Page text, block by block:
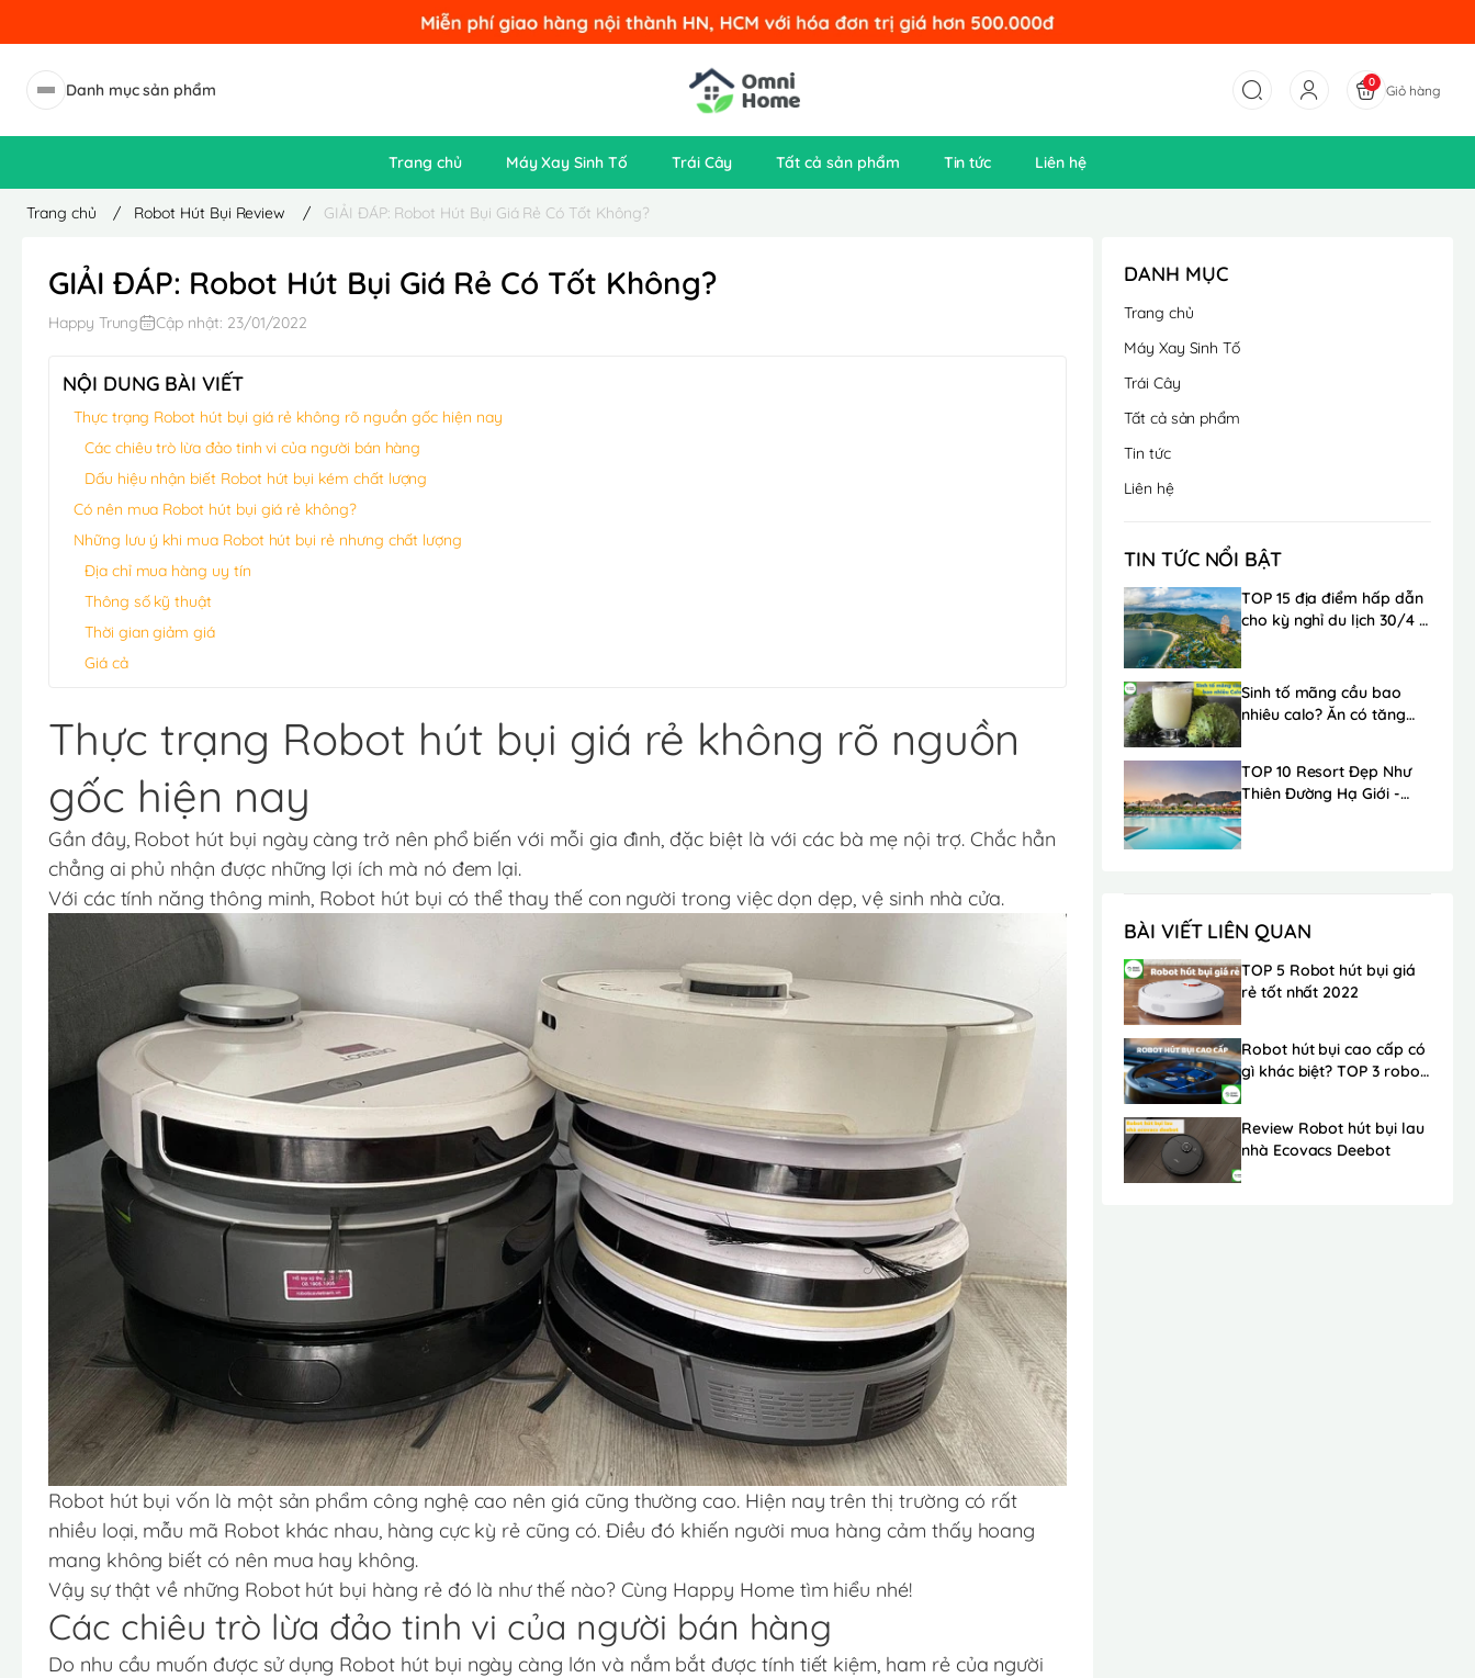
Danh mục sản phẩm 0
Giỏ hàng
Trang chủ Máy Xay Sinh Tố Trái Cây Tất cả sản phẩm Tin tức Liên hệ
Trang chủ / Robot Hút Bụi Review / GIẢI ĐÁP: Robot Hút Bụi Giá Rẻ Có Tốt Không?
GIẢI ĐÁP: Robot Hút Bụi Giá Rẻ Có Tốt Không?
Happy Trung Cập nhật: 23/01/2022
NỘI DUNG BÀI VIẾT
Thực trạng Robot hút bụi giá rẻ không rõ nguồn gốc hiện nay
Các chiêu trò lừa đảo tinh vi của người bán hàng
Dấu hiệu nhận biết Robot hút bụi kém chất lượng
Có nên mua Robot hút bụi giá rẻ không?
Những lưu ý khi mua Robot hút bụi rẻ nhưng chất lượng
Địa chỉ mua hàng uy tín
Thông số kỹ thuật
Thời gian giảm giá
Giá cả
Thực trạng Robot hút bụi giá rẻ không rõ nguồn
gốc hiện nay
Gần đây, Robot hút bụi ngày càng trở nên phổ biến với mỗi gia đình, đặc biệt là với các bà mẹ nội trợ. Chắc hẳn
chẳng ai phủ nhận được những lợi ích mà nó đem lại.
Với các tính năng thông minh, Robot hút bụi có thể thay thế con người trong việc dọn dẹp, vệ sinh nhà cửa.
Robot hút bụi vốn là một sản phẩm công nghệ cao nên giá cũng thường cao. Hiện nay trên thị trường có rất
nhiều loại, mẫu mã Robot khác nhau, hàng cực kỳ rẻ cũng có. Điều đó khiến người mua hàng cảm thấy hoang
mang không biết có nên mua hay không.
Vậy sự thật về những Robot hút bụi hàng rẻ đó là như thế nào? Cùng Happy Home tìm hiểu nhé!
Các chiêu trò lừa đảo tinh vi của người bán hàng
Do nhu cầu muốn được sử dụng Robot hút bụi ngày càng lớn và nắm bắt được tính tiết kiệm, ham rẻ của người
DANH MỤC
Trang chủ
Máy Xay Sinh Tố
Trái Cây
Tất cả sản phẩm
Tin tức
Liên hệ
TIN TỨC NỔI BẬT
TOP 15 địa điểm hấp dẫn
cho kỳ nghỉ du lịch 30/4 -
Sinh tố mãng cầu bao
nhiêu calo? Ăn có tăng
TOP 10 Resort Đẹp Như
Thiên Đường Hạ Giới -
BÀI VIẾT LIÊN QUAN
TOP 5 Robot hút bụi giá
rẻ tốt nhất 2022
Robot hút bụi cao cấp có
gì khác biệt? TOP 3 robot
Review Robot hút bụi lau
nhà Ecovacs Deebot